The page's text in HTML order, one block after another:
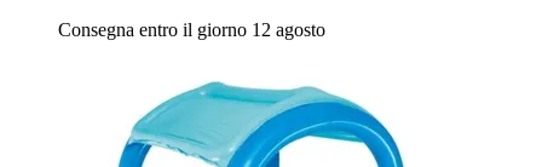
Consegna entro il giorno 12 agosto